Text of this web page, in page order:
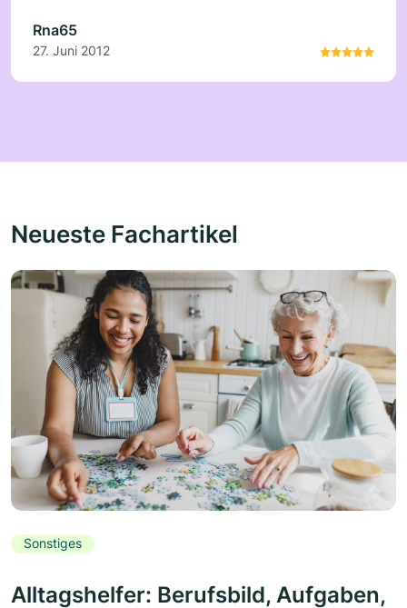
Rna65
27. Juni 2012
Neueste Fachartikel
Sonstiges
Alltagshelfer: Berufsbild, Aufgaben,